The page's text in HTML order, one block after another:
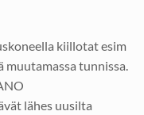
kiillotat esim
tunnissa.
lähes uusilta